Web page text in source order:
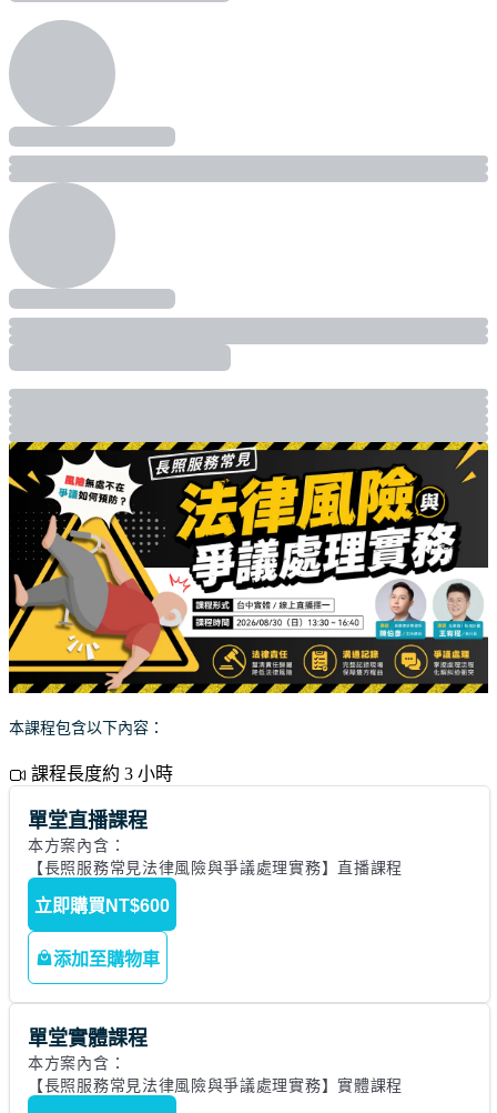
本課程包含以下內容：
課程長度約 3 小時
單堂直播課程
本方案內含：
【長照服務常見法律風險與爭議處理實務】直播課程
立即購買 NT$600
添加至購物車
單堂實體課程
本方案內含：
【長照服務常見法律風險與爭議處理實務】實體課程